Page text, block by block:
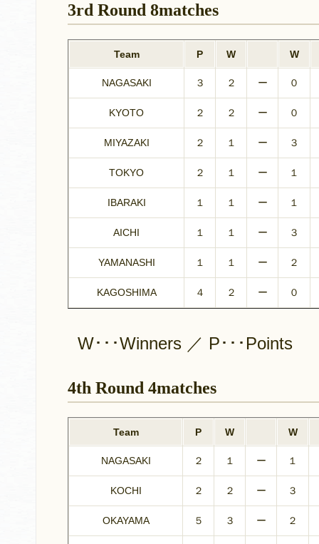
3rd Round 8matches
Team P W W
NAGASAKI ３ ２ ー ０
KYOTO ２ ２ ー ０
MIYAZAKI ２ １ ー ３
TOKYO ２ １ ー １
IBARAKI １ １ ー １
AICHI １ １ ー ３
YAMANASHI １ １ ー ２
KAGOSHIMA ４ ２ ー ０
W･･･Winners ／ P･･･Points
4th Round 4matches
Team P W W
NAGASAKI ２ １ ー １
KOCHI ２ ２ ー ３
OKAYAMA ５ ３ ー ２